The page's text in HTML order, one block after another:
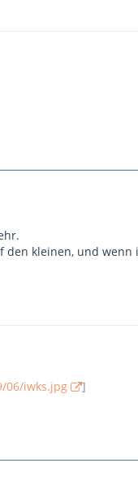
kleinen, und wenn
06/iwks.jpg ]